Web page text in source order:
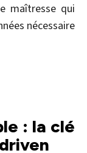
maîtresse qui
nécessaire
: la clé